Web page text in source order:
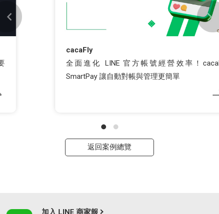
全面進化 LINE 官方帳號經營效率！cacaFly
SmartPay 讓自動對帳與管理更簡單
返回案例總覽
加入 LINE 商家報